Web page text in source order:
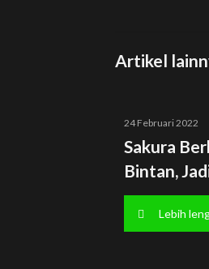
Artikel
24 Februari 2022
Sakura
Bintan,
Lebih